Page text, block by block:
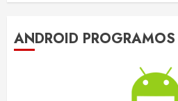
ANDROID PROGRAMOS